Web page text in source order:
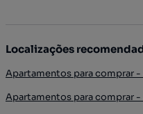
Localizações
Apartamentos para comprar
Apartamentos para comprar -